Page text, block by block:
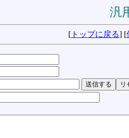
汎
[ トップに戻る] [